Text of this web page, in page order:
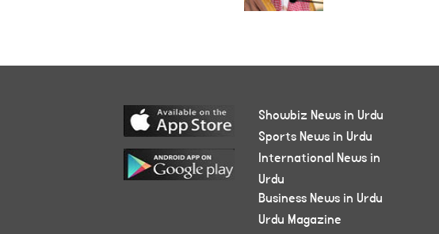
Showbiz News in Urdu
Sports News in Urdu
International News in
Urdu
Business News in Urdu
Urdu Magazine